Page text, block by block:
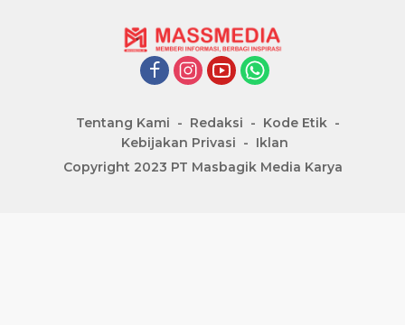
Tentang Kami Redaksi
Kode Etik
Kebijakan Privasi
Iklan
Copyright 2023 PT Masbagik Media Karya